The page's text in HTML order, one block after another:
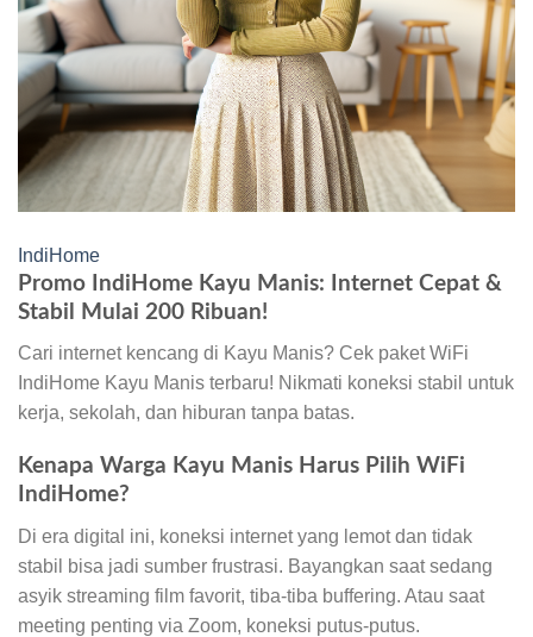
IndiHome
Promo IndiHome Kayu Manis: Internet Cepat &
Stabil Mulai 200 Ribuan!
Cari internet kencang di Kayu Manis? Cek paket WiFi
IndiHome Kayu Manis terbaru! Nikmati koneksi stabil untuk
kerja, sekolah, dan hiburan tanpa batas.
Kenapa Warga Kayu Manis Harus Pilih WiFi
IndiHome?
Di era digital ini, koneksi internet yang lemot dan tidak
stabil bisa jadi sumber frustrasi. Bayangkan saat sedang
asyik streaming film favorit, tiba-tiba buffering. Atau saat
meeting penting via Zoom, koneksi putus-putus.